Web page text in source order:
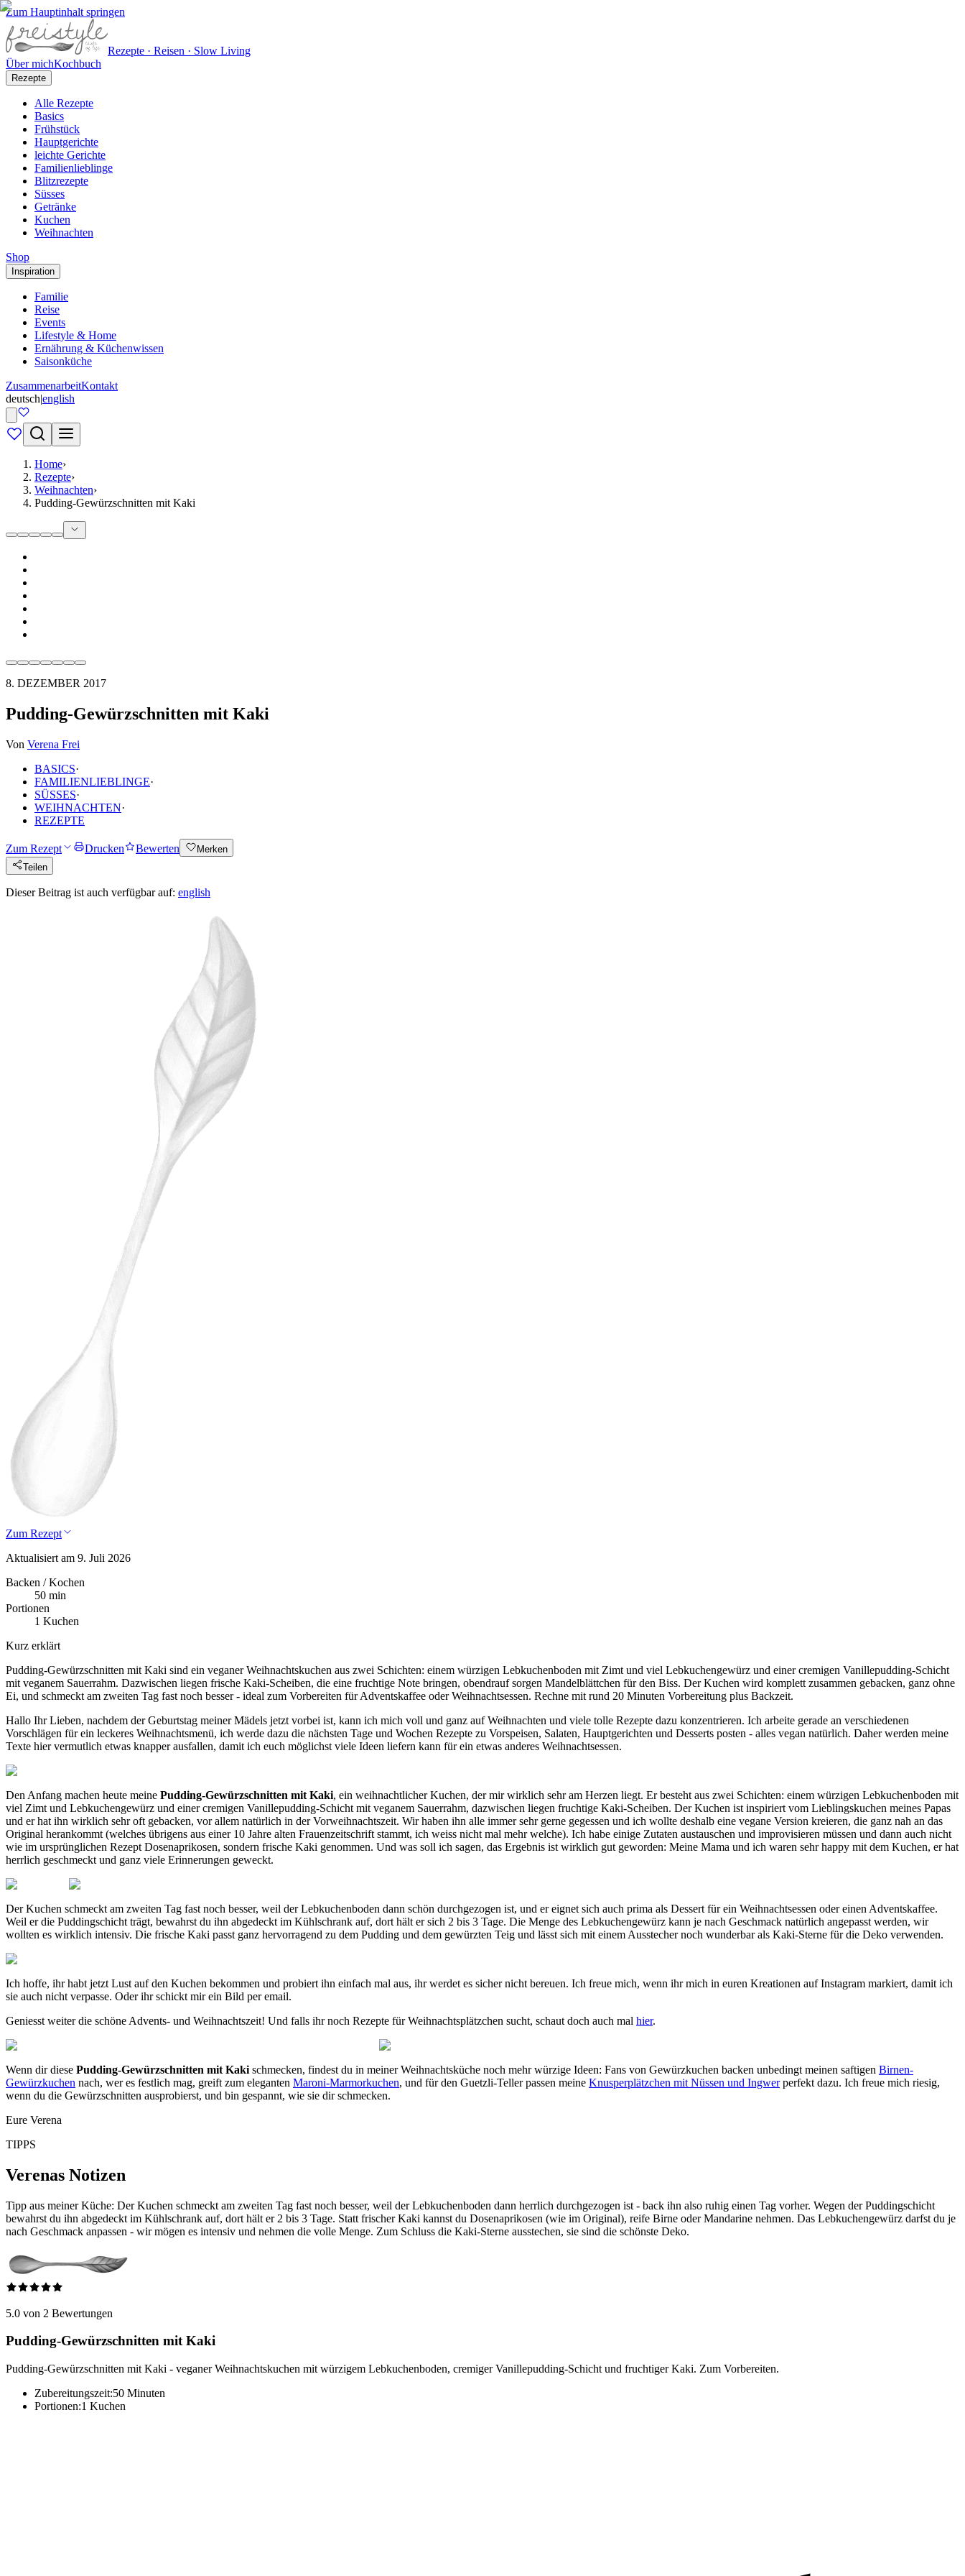
Zum Hauptinhalt springen
Rezepte · Reisen · Slow Living
Über michKochbuch
Rezepte
Alle Rezepte
Basics
Frühstück
Hauptgerichte
leichte Gerichte
Familienlieblinge
Blitzrezepte
Süsses
Getränke
Kuchen
Weihnachten
Shop
Inspiration
Familie
Reise
Events
Lifestyle & Home
Ernährung & Küchenwissen
Saisonküche
ZusammenarbeitKontakt
deutsch|english
Home›
Rezepte›
Weihnachten›
Pudding-Gewürzschnitten mit Kaki
8. DEZEMBER 2017
Pudding-Gewürzschnitten mit Kaki
Von Verena Frei
BASICS·
FAMILIENLIEBLINGE·
SÜSSES·
WEIHNACHTEN·
REZEPTE
Zum Rezept Drucken Bewerten
Merken
Teilen
Dieser Beitrag ist auch verfügbar auf: english
Zum Rezept
Aktualisiert am 9. Juli 2026
Backen / Kochen
50 min
Portionen
1 Kuchen
Kurz erklärt
Pudding-Gewürzschnitten mit Kaki sind ein veganer Weihnachtskuchen aus zwei Schichten: einem würzigen Lebkuchenboden mit Zimt und viel Lebkuchengewürz und einer cremigen Vanillepudding-Schicht
mit veganem Sauerrahm. Dazwischen liegen frische Kaki-Scheiben, die eine fruchtige Note bringen, obendrauf sorgen Mandelblättchen für den Biss. Der Kuchen wird komplett zusammen gebacken, ganz ohne
Ei, und schmeckt am zweiten Tag fast noch besser - ideal zum Vorbereiten für Adventskaffee oder Weihnachtsessen. Rechne mit rund 20 Minuten Vorbereitung plus Backzeit.
Hallo Ihr Lieben, nachdem der Geburtstag meiner Mädels jetzt vorbei ist, kann ich mich voll und ganz auf Weihnachten und viele tolle Rezepte dazu konzentrieren. Ich arbeite gerade an verschiedenen
Vorschlägen für ein leckeres Weihnachtsmenü, ich werde dazu die nächsten Tage und Wochen Rezepte zu Vorspeisen, Salaten, Hauptgerichten und Desserts posten - alles vegan natürlich. Daher werden meine
Texte hier vermutlich etwas knapper ausfallen, damit ich euch möglichst viele Ideen liefern kann für ein etwas anderes Weihnachtsessen.
Den Anfang machen heute meine Pudding-Gewürzschnitten mit Kaki, ein weihnachtlicher Kuchen, der mir wirklich sehr am Herzen liegt. Er besteht aus zwei Schichten: einem würzigen Lebkuchenboden mit
viel Zimt und Lebkuchengewürz und einer cremigen Vanillepudding-Schicht mit veganem Sauerrahm, dazwischen liegen fruchtige Kaki-Scheiben. Der Kuchen ist inspiriert vom Lieblingskuchen meines Papas
und er hat ihn wirklich sehr oft gebacken, vor allem natürlich in der Vorweihnachtszeit. Wir haben ihn alle immer sehr gerne gegessen und ich wollte deshalb eine vegane Version kreieren, die ganz nah an das
Original herankommt (welches übrigens aus einer 10 Jahre alten Frauenzeitschrift stammt, ich weiss nicht mal mehr welche). Ich habe einige Zutaten austauschen und improvisieren müssen und dann auch nicht
wie im ursprünglichen Rezept Dosenaprikosen, sondern frische Kaki genommen. Und was soll ich sagen, das Ergebnis ist wirklich gut geworden: Meine Mama und ich waren sehr happy mit dem Kuchen, er hat
herrlich geschmeckt und ganz viele Erinnerungen geweckt.
Der Kuchen schmeckt am zweiten Tag fast noch besser, weil der Lebkuchenboden dann schön durchgezogen ist, und er eignet sich auch prima als Dessert für ein Weihnachtsessen oder einen Adventskaffee.
Weil er die Puddingschicht trägt, bewahrst du ihn abgedeckt im Kühlschrank auf, dort hält er sich 2 bis 3 Tage. Die Menge des Lebkuchengewürz kann je nach Geschmack natürlich angepasst werden, wir
wollten es wirklich intensiv. Die frische Kaki passt ganz hervorragend zu dem Pudding und dem gewürzten Teig und lässt sich mit einem Ausstecher noch wunderbar als Kaki-Sterne für die Deko verwenden.
Ich hoffe, ihr habt jetzt Lust auf den Kuchen bekommen und probiert ihn einfach mal aus, ihr werdet es sicher nicht bereuen. Ich freue mich, wenn ihr mich in euren Kreationen auf Instagram markiert, damit ich
sie auch nicht verpasse. Oder ihr schickt mir ein Bild per email.
Geniesst weiter die schöne Advents- und Weihnachtszeit! Und falls ihr noch Rezepte für Weihnachtsplätzchen sucht, schaut doch auch mal hier.
Wenn dir diese Pudding-Gewürzschnitten mit Kaki schmecken, findest du in meiner Weihnachtsküche noch mehr würzige Ideen: Fans von Gewürzkuchen backen unbedingt meinen saftigen Birnen-
Gewürzkuchen nach, wer es festlich mag, greift zum eleganten Maroni-Marmorkuchen, und für den Guetzli-Teller passen meine Knusperplätzchen mit Nüssen und Ingwerperfekt dazu. Ich freue mich riesig,
wenn du die Gewürzschnitten ausprobierst, und bin gespannt, wie sie dir schmecken.
Eure Verena
TIPPS
Verenas Notizen
Tipp aus meiner Küche: Der Kuchen schmeckt am zweiten Tag fast noch besser, weil der Lebkuchenboden dann herrlich durchgezogen ist - back ihn also ruhig einen Tag vorher. Wegen der Puddingschicht
bewahrst du ihn abgedeckt im Kühlschrank auf, dort hält er 2 bis 3 Tage. Statt frischer Kaki kannst du Dosenaprikosen (wie im Original), reife Birne oder Mandarine nehmen. Das Lebkuchengewürz darfst du je
nach Geschmack anpassen - wir mögen es intensiv und nehmen die volle Menge. Zum Schluss die Kaki-Sterne ausstechen, sie sind die schönste Deko.
5.0 von 2 Bewertungen
Pudding-Gewürzschnitten mit Kaki
Pudding-Gewürzschnitten mit Kaki - veganer Weihnachtskuchen mit würzigem Lebkuchenboden, cremiger Vanillepudding-Schicht und fruchtiger Kaki. Zum Vorbereiten.
Zubereitungszeit:50 Minuten
Portionen:1 Kuchen